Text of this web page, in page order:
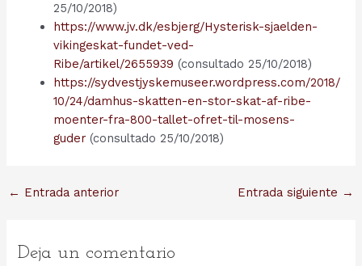
25/10/2018)
https://www.jv.dk/esbjerg/Hysterisk-sjaelden-
vikingeskat-fundet-ved-
Ribe/artikel/2655939(consultado 25/10/2018)
https://sydvestjyskemuseer.wordpress.com/2018/
10/24/damhus-skatten-en-stor-skat-af-ribe-
moenter-fra-800-tallet-ofret-til-mosens-
guder(consultado 25/10/2018)
Navegación
← Entrada anterior Entrada siguiente →
Deja un comentario